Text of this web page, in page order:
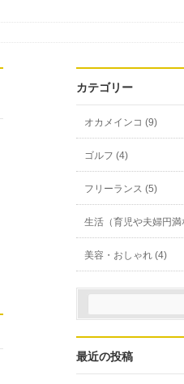
カテゴリー
オカメインコ (9)
ゴルフ (4)
フリーランス (5)
生活（育児や夫婦円
美容・おしゃれ (4)
最近の投稿